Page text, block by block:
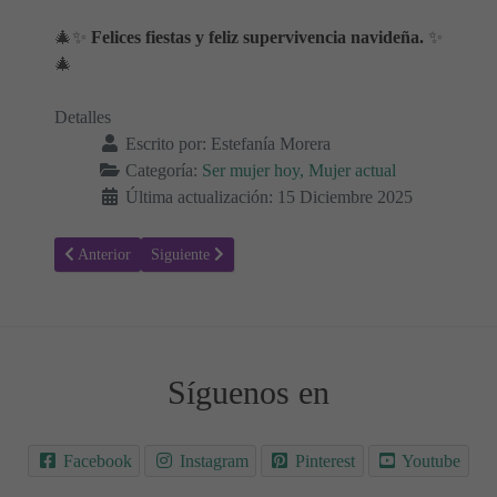
🎄✨ Felices fiestas y feliz supervivencia navideña. ✨
🎄
Detalles
Escrito por: Estefanía Morera
Categoría: Ser mujer hoy, Mujer actual
Última actualización: 15 Diciembre 2025
Artículo anterior: El Precio de la Ilusión: Cuánto Cuesta realmente
Anterior Artículo siguiente: Cómo poner Límites Amables a la
Siguiente
Síguenos en
Facebook Instagram Pinterest Youtube